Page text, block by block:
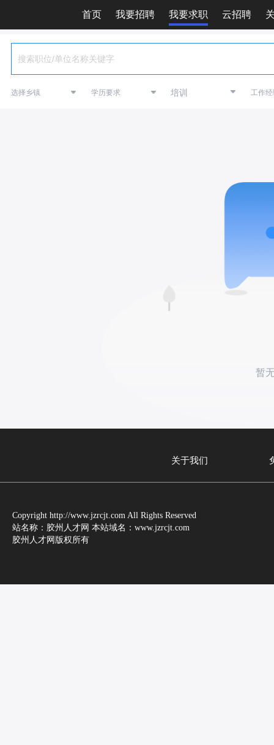
首页 我要招聘 我要求职 云招聘
培训
暂
关于我们
Copyright http://www.jzrcjt.com All Rights Reserved
站名称：胶州人才网 本站域名：www.jzrcjt.com
胶州人才网版权所有